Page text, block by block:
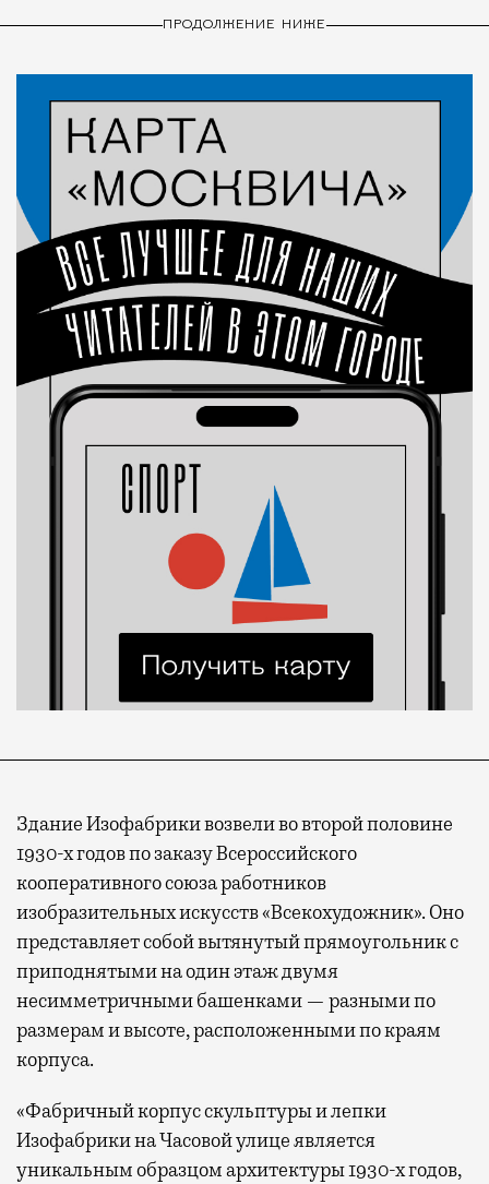
ПРОДОЛЖЕНИЕ НИЖЕ
Здание Изофабрики возвели во второй половине
1930-х годов по заказу Всероссийского
кооперативного союза работников
изобразительных искусств «Всекохудожник». Оно
представляет собой вытянутый прямоугольник с
приподнятыми на один этаж двумя
несимметричными башенками — разными по
размерам и высоте, расположенными по краям
корпуса.
«Фабричный корпус скульптуры и лепки
Изофабрики на Часовой улице является
уникальным образцом архитектуры 1930-х годов,